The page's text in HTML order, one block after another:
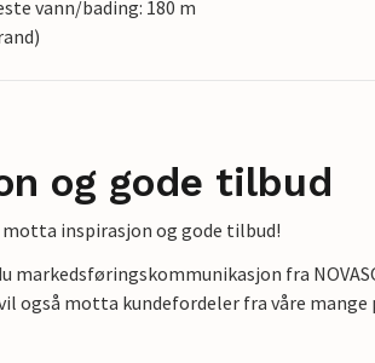
vann/bading: 180 m
og gode tilbud
inspirasjon og gode tilbud!
fra
også motta kundefordeler fra våre